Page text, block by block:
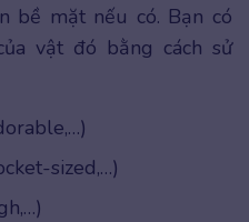
bề mặt nếu có. Bạn có
vật đó bằng cách sử
sized,…)